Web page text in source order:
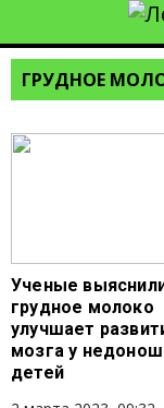
ГРУДНОЕ
Ученые
грудное молоко
улучшает
мозга у
детей